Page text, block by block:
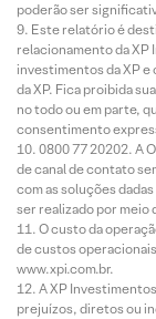
poderão ser
Este relatório é
relacionamento da
investimentos da XP e
da XP. Fica proibida
no todo ou em parte,
consentimento
0800 77 20202. A
de canal de contato
com as soluções
ser realizado por meio
O custo da
de custos
www.xpi.com.br.
A XP
prejuízos, diretos ou